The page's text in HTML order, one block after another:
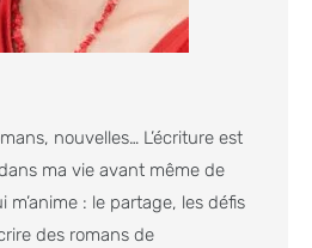
nouvelles… L’écriture est
ma vie avant même de
m’anime : le partage, les défis
des romans de